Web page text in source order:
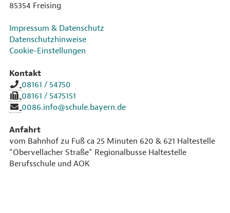
85354 Freising
Impressum & Datenschutz
Datenschutzhinweise
Cookie-Einstellungen
Kontakt
08161 / 54750
08161 / 5475151
0086.info@schule.bayern.de
Anfahrt
vom Bahnhof zu Fuß ca 25 Minuten 620 & 621 Haltestelle
“Obervellacher Straße” Regionalbusse Haltestelle
Berufsschule und AOK